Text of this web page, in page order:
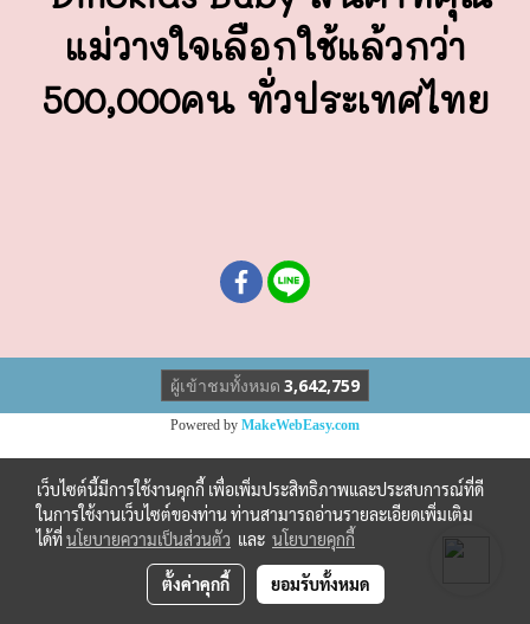
แม่วางใจเลือกใช้แล้วกว่า
500,000คน ทั่วประเทศไทย
ผู้เข้าชมทั้งหมด 3,642,759
Powered by MakeWebEasy.com
เว็บไซต์นี้มีการใช้งานคุกกี้ เพื่อเพิ่มประสิทธิภาพและประสบการณ์ที่ดี
ในการใช้งานเว็บไซต์ของท่าน ท่านสามารถอ่านรายละเอียดเพิ่มเติม
ได้ที่นโยบายความเป็นส่วนตัว และ นโยบายคุกกี้
ตั้งค่าคุกกี้ ยอมรับทั้งหมด